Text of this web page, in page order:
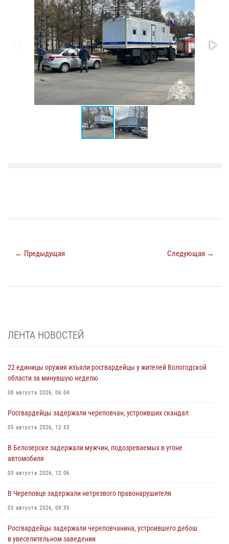
← Предыдущая Следующая →
ЛЕНТА НОВОСТЕЙ
22 единицы оружия изъяли росгвардейцы у жителей Вологодской
области за минувшую неделю
08 августа 2026, 06:04
Росгвардейцы задержали череповчан, устроивших скандал
05 августа 2026, 12:53
В Белозерске задержали мужчин, подозреваемых в угоне
автомобиля
03 августа 2026, 12:06
В Череповце задержали нетрезвого правонарушителя
03 августа 2026, 09:35
Росгвардейцы задержали череповчанина, устроившего дебош
в увеселительном заведении